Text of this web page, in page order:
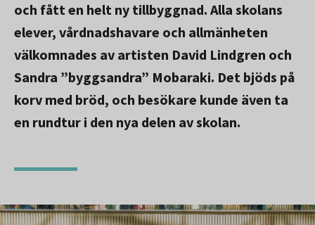
och fått en helt ny tillbyggnad. Alla skolans
elever, vårdnadshavare och allmänheten
välkomnades av artisten David Lindgren och
Sandra ”byggsandra” Mobaraki. Det bjöds på
korv med bröd, och besökare kunde även ta
en rundtur i den nya delen av skolan.